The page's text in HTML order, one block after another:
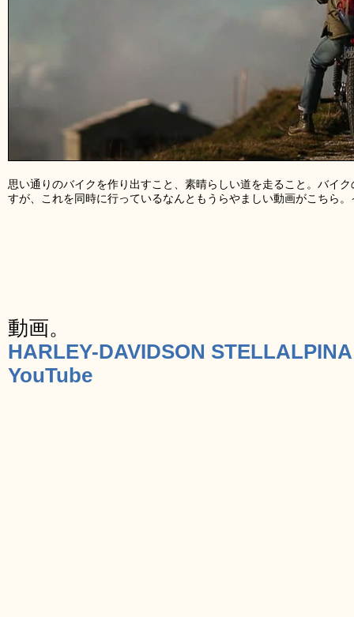
思い通りのバイクを作り出すこと、素晴らしい道を走ること。バイ
すが、これを同時に行っているなんともうらやましい動画がこちら
動画。
HARLEY-DAVIDSON
YouTube